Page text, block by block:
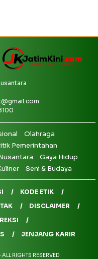
Olahraga
Pemerintahan
Gaya Hidup
Seni & Budaya
KODE ETIK
DISCLAIMER
JENJANG KARIR
RIGHTS RESERVED